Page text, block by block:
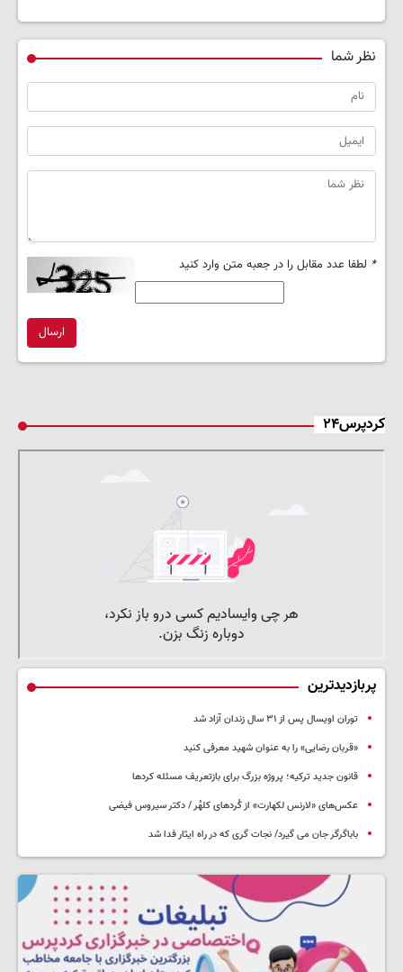
نظر شما
* لطفا عدد مقابل را در جعبه متن وارد کنید
ارسال
کردپرس۲۴
پربازدیدترین
توران اویسال پس از ۳۱ سال زندان آزاد شد
«قربان رضایی» را به عنوان شهید معرفی کنید
قانون جدید ترکیه؛ پروژه بزرگ‌ برای بازتعریف مسئله کردها
عکس‌های «لارنس لکهارت» از کُردهای کلهُر / دکتر سیروس فیضی
باباگرگر جان می گیرد/ نجات گری که در راه ایثار فدا شد